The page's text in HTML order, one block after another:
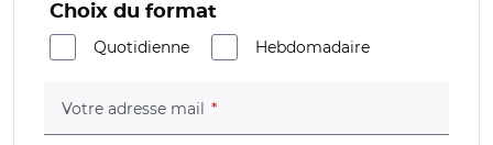
Choix du format
Quotidienne
Hebdomadaire
Votre adresse mail (champ obligatoire)